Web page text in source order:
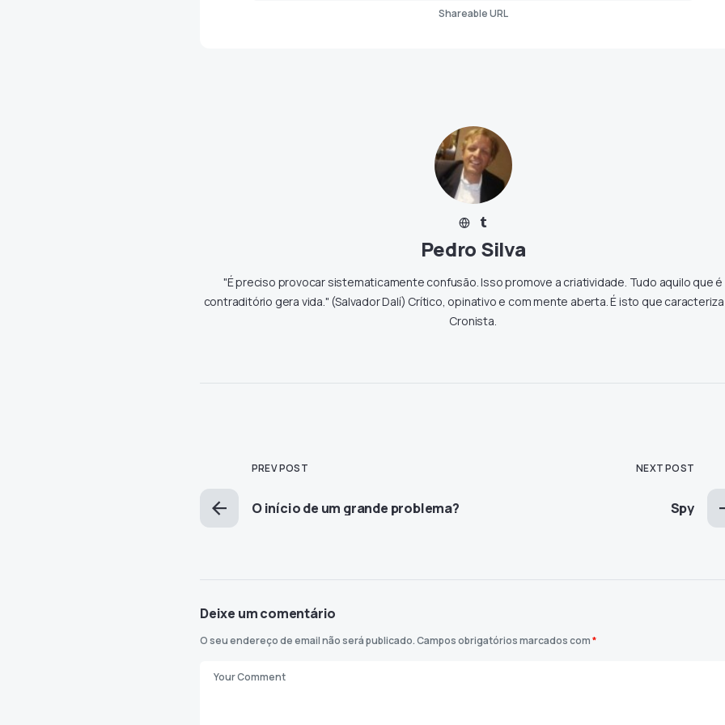
Shareable URL
Pedro Silva
"É preciso provocar sistematicamente confusão. Isso promove a criatividade. Tudo aquilo que é
contraditório gera vida." (Salvador Dalí) Crítico, opinativo e com mente aberta. É isto que
Cronista.
PREV POST
O início de um grande problema?
NEXT POST
Spy
Deixe um comentário
O seu endereço de email não será publicado.Campos obrigatórios marcados com*